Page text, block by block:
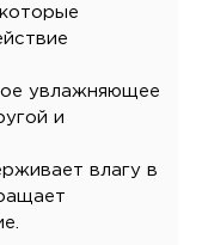
увлажняющее
и
влагу в